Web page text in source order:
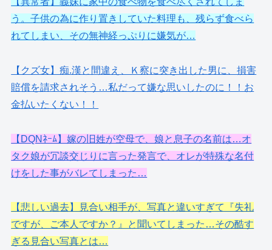
う。子供の為に作り置きしていた料理も、残らず食べら
れてしまい、その無神経っぷりに嫌気が…
【クズ女】痴.漢と間違え、Ｋ察に突き出した男に、損害
賠償を請求されそう…私だって嫌な思いしたのに！！お
金払いたくない！！
【DQNﾈｰﾑ】嫁の旧姓が空母で、娘と息子の名前は…オ
タク娘が冗談交じりに言った発言で、オレが特殊な名付
けをした事がバレてしまった…
【悲しい過去】見合い相手が、写真と違いすぎて『失礼
ですが、ご本人ですか？』と聞いてしまった…その酷す
ぎる見合い写真とは…